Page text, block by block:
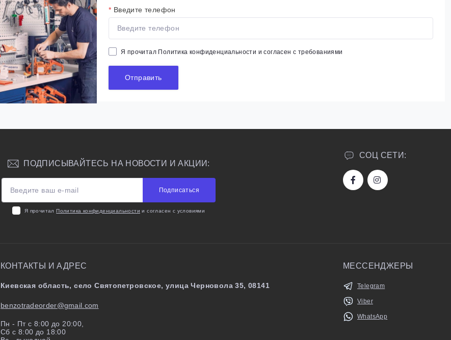
* Введите телефон
Я прочитал Политика конфиденциальности и согласен с требованиями
Отправить
СОЦ СЕТИ:
ПОДПИСЫВАЙТЕСЬ НА НОВОСТИ И АКЦИИ:
Подписаться
Я прочиталПолитика конфиденциальности и согласен с условиями
КОНТАКТЫ И АДРЕС
Киевская область, село Святопетровское, улица Черновола 35, 08141
benzotradeorder@gmail.com
Пн - Пт с 8:00 до 20:00,
Сб с 8:00 до 18:00
МЕССЕНДЖЕРЫ
Telegram
Viber
WhatsApp